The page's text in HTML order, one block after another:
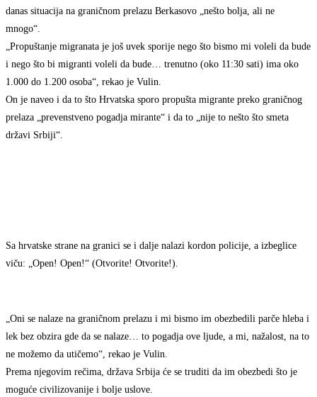
danas situacija na graničnom prelazu Berkasovo „nešto bolja, ali ne
mnogo“.
„Propuštanje migranata je još uvek sporije nego što bismo mi voleli da bude
i nego što bi migranti voleli da bude… trenutno (oko 11:30 sati) ima oko
1.000 do 1.200 osoba“, rekao je Vulin.
On je naveo i da to što Hrvatska sporo propušta migrante preko graničnog
prelaza „prevenstveno pogadja mirante“ i da to „nije to nešto što smeta
državi Srbiji“.
Sa hrvatske strane na granici se i dalje nalazi kordon policije, a izbeglice
viču: „Open! Open!“ (Otvorite! Otvorite!).
„Oni se nalaze na graničnom prelazu i mi bismo im obezbedili parče hleba i
lek bez obzira gde da se nalaze… to pogadja ove ljude, a mi, nažalost, na to
ne možemo da utičemo“, rekao je Vulin.
Prema njegovim rečima, država Srbija će se truditi da im obezbedi što je
moguće civilizovanije i bolje uslove.